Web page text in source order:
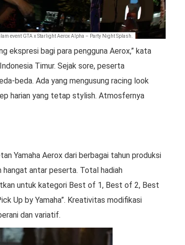
event GTA x Starlight Aerox Alpha – Party Night Splash.
ekspresi bagi para pengguna Aerox,” kata
Timur. Sejak sore, peserta
beda. Ada yang mengusung racing look
harian yang tetap stylish. Atmosfernya
Yamaha Aerox dari berbagai tahun produksi
hangat antar peserta. Total hadiah
untuk kategori Best of 1, Best of 2, Best
Up by Yamaha”. Kreativitas modifikasi
dan variatif.